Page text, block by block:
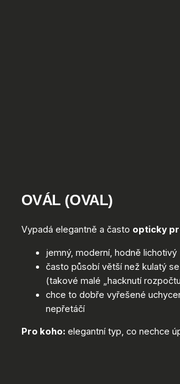
OVÁL (OVAL)
Vypadá elegantně a často opticky
jemný, moderní, hodně lichotivý
často působí větší než kulatý
(takové malé „hacknutí
chce to dobře vyřešené
nepřetáčí
Pro koho:elegantní typ, co nechce